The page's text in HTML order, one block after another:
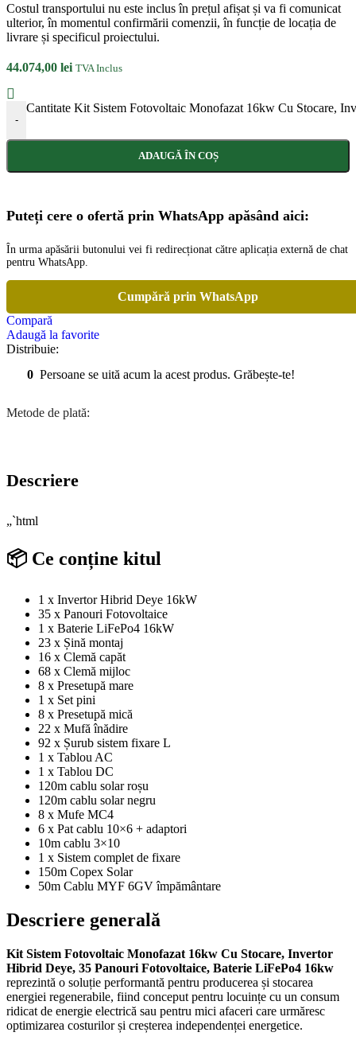
Costul transportului nu este inclus în prețul afișat și va fi comunicat
ulterior, în momentul confirmării comenzii, în funcție de locația de
livrare și specificul proiectului.
44.074,00 lei TVA Inclus
-
Cantitate Kit Sistem Fotovoltaic Monofazat 16kw Cu Stocare,
ADAUGĂ ÎN COȘ
Puteți cere o ofertă prin WhatsApp apăsând aici:
În urma apăsării butonului vei fi redirecționat către aplicația externă de chat
pentru WhatsApp.
Cumpără prin WhatsApp
Compară
Adaugă la favorite
Distribuie:
0 Persoane se uită acum la acest produs. Grăbește-te!
Metode de plată:
Descriere
„`html
📦 Ce conține kitul
1 x Invertor Hibrid Deye 16kW
35 x Panouri Fotovoltaice
1 x Baterie LiFePo4 16kW
23 x Șină montaj
16 x Clemă capăt
68 x Clemă mijloc
8 x Presetupă mare
1 x Set pini
8 x Presetupă mică
22 x Mufă înădire
92 x Șurub sistem fixare L
1 x Tablou AC
1 x Tablou DC
120m cablu solar roșu
120m cablu solar negru
8 x Mufe MC4
6 x Pat cablu 10×6 + adaptori
10m cablu 3×10
1 x Sistem complet de fixare
150m Copex Solar
50m Cablu MYF 6GV împământare
Descriere generală
Kit Sistem Fotovoltaic Monofazat 16kw Cu Stocare, Invertor
Hibrid Deye, 35 Panouri Fotovoltaice, Baterie LiFePo4 16kw
reprezintă o soluție performantă pentru producerea și stocarea
energiei regenerabile, fiind conceput pentru locuințe cu un consum
ridicat de energie electrică sau pentru mici afaceri care urmăresc
optimizarea costurilor și creșterea independenței energetice.